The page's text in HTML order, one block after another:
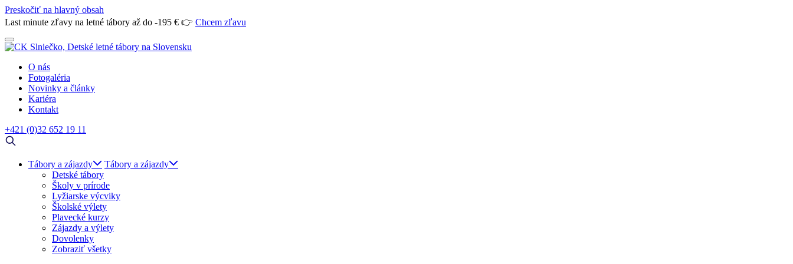
Preskočiť na hlavný obsah
Last minute zľavy na letné tábory až do -195 € 👉 Chcem zľavu
O nás
Fotogaléria
Novinky a články
Kariéra
Kontakt
+421 (0)32 652 19 11
Tábory a zájazdy
Tábory a zájazdy
Detské tábory
Školy v prírode
Lyžiarske výcviky
Školské výlety
Plavecké kurzy
Zájazdy a výlety
Dovolenky
Zobraziť všetky